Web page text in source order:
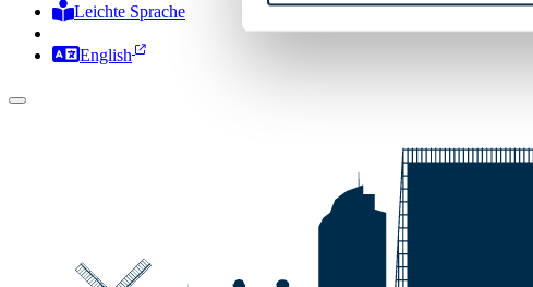
Leichte Sprache
Zur Deutschen Gebärdensprache
English